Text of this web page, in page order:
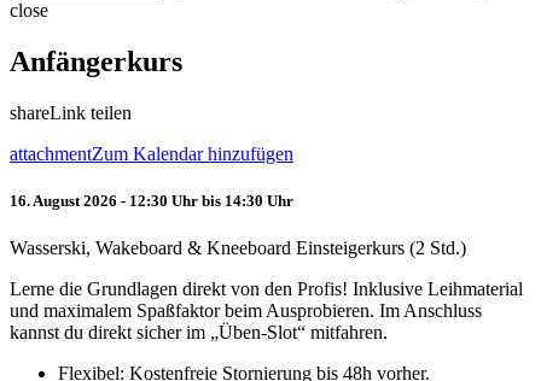
close
Anfängerkurs
shareLink teilen
attachmentZum Kalendar hinzufügen
16. August 2026 - 12:30 Uhr bis 14:30 Uhr
Wasserski, Wakeboard & Kneeboard Einsteigerkurs (2 Std.)
Lerne die Grundlagen direkt von den Profis! Inklusive Leihmaterial
und maximalem Spaßfaktor beim Ausprobieren. Im Anschluss
kannst du direkt sicher im „Üben-Slot“ mitfahren.
Flexibel: Kostenfreie Stornierung bis 48h vorher.